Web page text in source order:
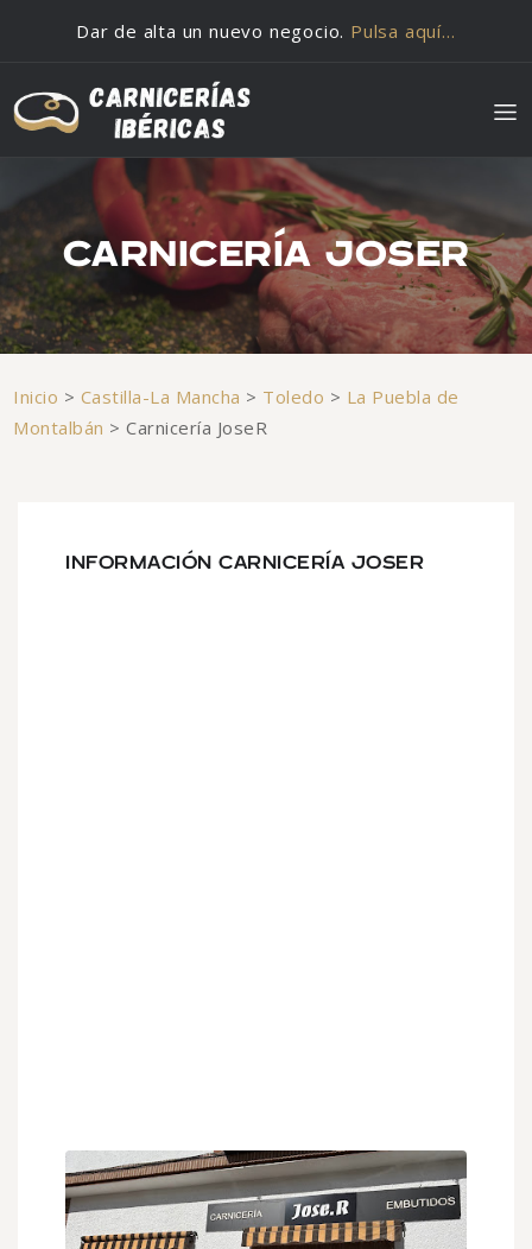
Dar de alta un nuevo negocio. Pulsa aquí…
CARNICERÍA JOSER
Inicio > Castilla-La Mancha > Toledo > La Puebla de
Montalbán >Carnicería JoseR
INFORMACIÓN CARNICERÍA JOSER